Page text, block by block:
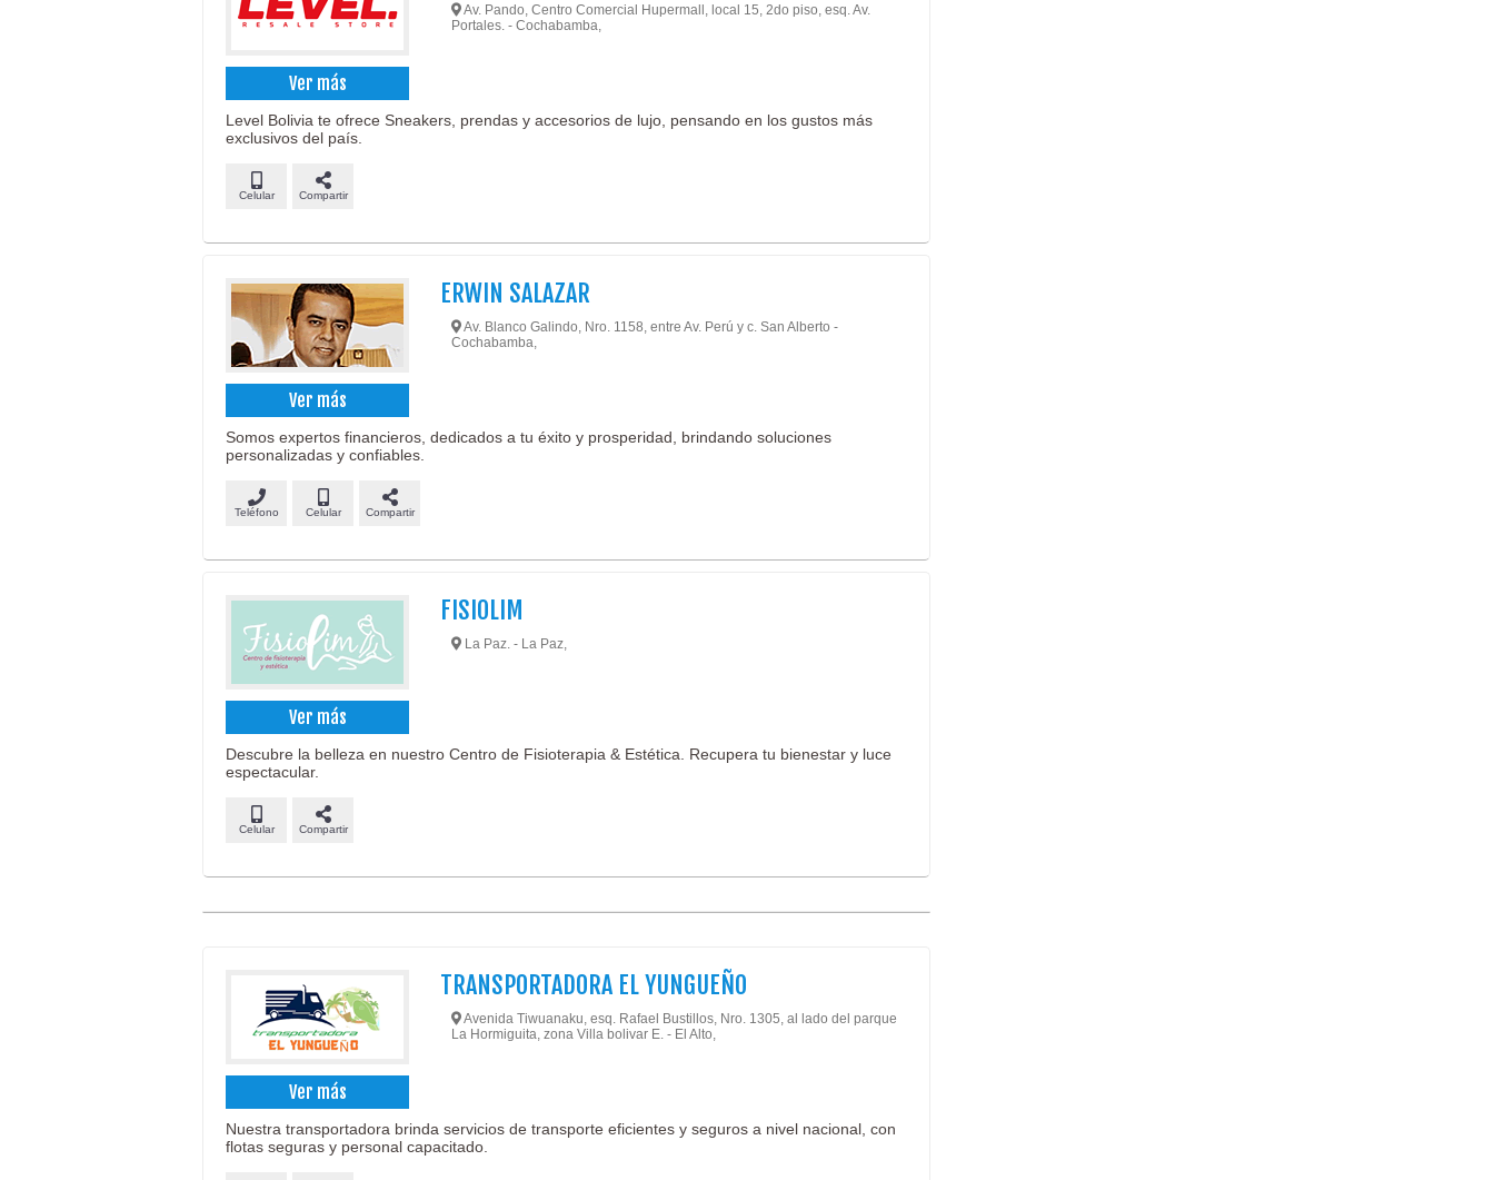
Ver más
Av. Pando, Centro Comercial Hupermall, local 15, 2do piso, esq. Av.
Portales. - Cochabamba,
Level Bolivia te ofrece Sneakers, prendas y accesorios de lujo, pensando en los gustos más
exclusivos del país.
Celular Compartir
Ver más
ERWIN SALAZAR
Av. Blanco Galindo, Nro. 1158, entre Av. Perú y c. San Alberto -
Cochabamba,
Somos expertos financieros, dedicados a tu éxito y prosperidad, brindando soluciones
personalizadas y confiables.
Teléfono Celular Compartir
Ver más
FISIOLIM
La Paz. - La Paz,
Descubre la belleza en nuestro Centro de Fisioterapia & Estética. Recupera tu bienestar y luce
espectacular.
Celular Compartir
Ver más
TRANSPORTADORA EL YUNGUEÑO
Avenida Tiwuanaku, esq. Rafael Bustillos, Nro. 1305, al lado del parque
La Hormiguita, zona Villa bolivar E. - El Alto,
Nuestra transportadora brinda servicios de transporte eficientes y seguros a nivel nacional, con
flotas seguras y personal capacitado.